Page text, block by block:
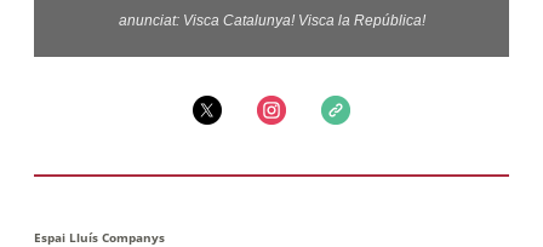
anunciat: Visca Catalunya! Visca la República!
Espai Lluís Companys